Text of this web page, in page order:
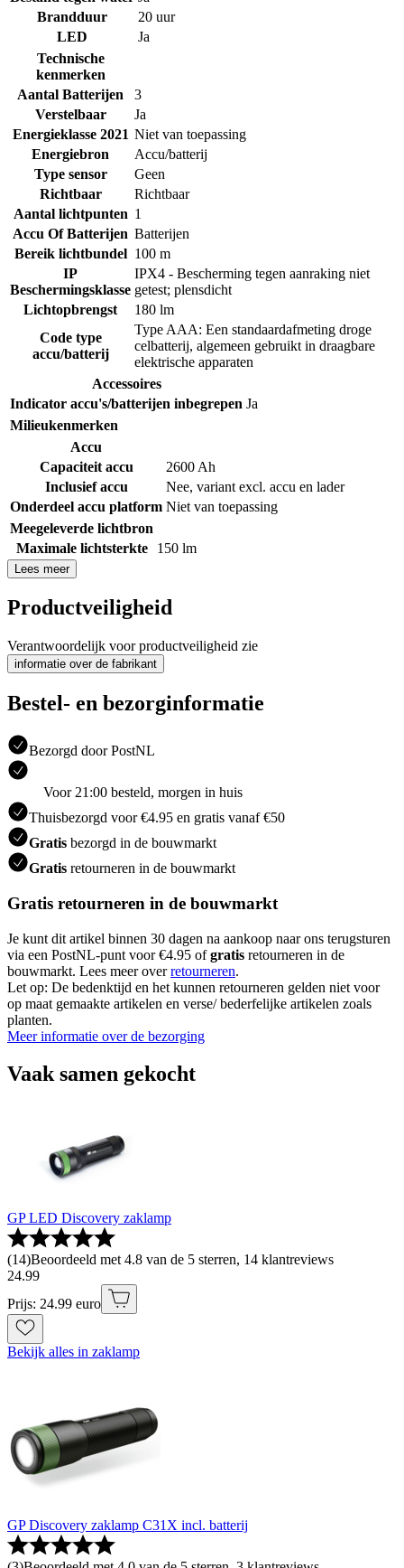
Brandduur
20 uur
LED
Ja
Technische
kenmerken
Aantal Batterijen
3
Verstelbaar
Ja
Energieklasse 2021 Niet van toepassing
Energiebron
Accu/batterij
Type sensor
Geen
Richtbaar
Richtbaar
Aantal lichtpunten 1
Accu Of Batterijen Batterijen
Bereik lichtbundel 100 m
IP
Beschermingsklasse
IPX4 - Bescherming tegen aanraking niet
getest; plensdicht
Lichtopbrengst
180 lm
Code type
accu/batterij
Type AAA: Een standaardafmeting droge
celbatterij, algemeen gebruikt in draagbare
elektrische apparaten
Accessoires
Indicator accu's/batterijen inbegrepen Ja
Milieukenmerken
Accu
Capaciteit accu
2600 Ah
Inclusief accu
Nee, variant excl. accu en lader
Onderdeel accu platform Niet van toepassing
Meegeleverde lichtbron
Maximale lichtsterkte
150 lm
Lees meer
Productveiligheid
Verantwoordelijk voor productveiligheid zie
informatie over de fabrikant
Bestel- en bezorginformatie
Bezorgd door PostNL
Voor 21:00 besteld, morgen in huis
Thuisbezorgd voor €4.95 en gratis vanaf €50
Gratis bezorgd in de bouwmarkt
Gratis retourneren in de bouwmarkt
Gratis retourneren in de bouwmarkt
Je kunt dit artikel binnen 30 dagen na aankoop naar ons terugsturen
via een PostNL-punt voor €4.95 ofgratis retourneren in de
bouwmarkt. Lees meer overretourneren.
Let op: De bedenktijd en het kunnen retourneren gelden niet voor
op maat gemaakte artikelen en verse/ bederfelijke artikelen zoals
planten.
Meer informatie over de bezorging
Vaak samen gekocht
GP LED Discovery zaklamp
(14)Beoordeeld met 4.8 van de 5 sterren, 14 klantreviews
24.99
Prijs: 24.99 euro
Bekijk alles in zaklamp
GP Discovery zaklamp C31X incl. batterij